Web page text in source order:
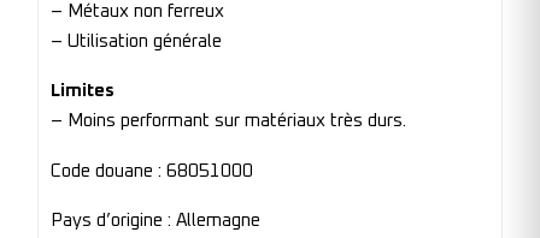
– Métaux non ferreux
– Utilisation générale
Limites
– Moins performant sur matériaux très durs.
Code douane : 68051000
Pays d’origine : Allemagne